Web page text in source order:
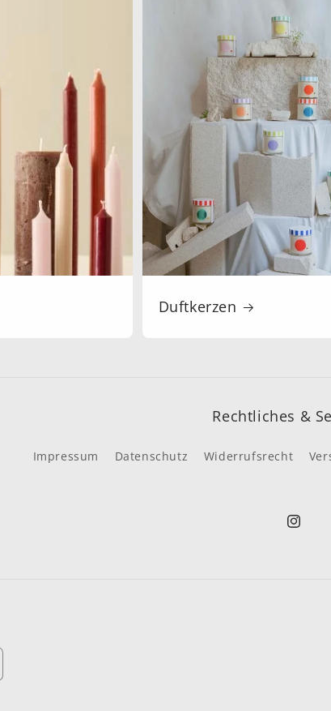
Duftkerzen
Rechtliches &
Impressum Datenschutz Widerrufsrecht